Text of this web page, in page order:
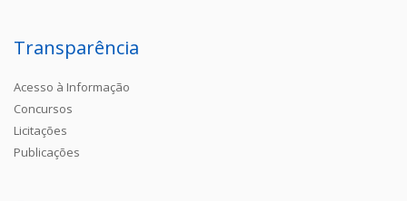
Transparência
Acesso à Informação
Concursos
Licitações
Publicações